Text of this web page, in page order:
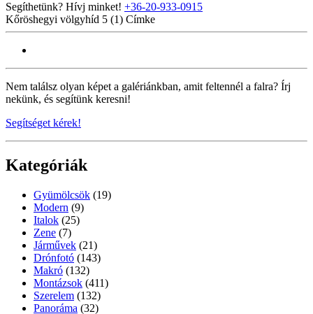
Segíthetünk? Hívj minket! +36-20-933-0915
Kőröshegyi völgyhíd 5 (1) Címke
Nem találsz olyan képet a galériánkban, amit feltennél a falra? Írj
nekünk, és segítünk keresni!
Segítséget kérek!
Kategóriák
Gyümölcsök (19)
Modern (9)
Italok (25)
Zene (7)
Járművek (21)
Drónfotó (143)
Makró (132)
Montázsok (411)
Szerelem (132)
Panoráma (32)